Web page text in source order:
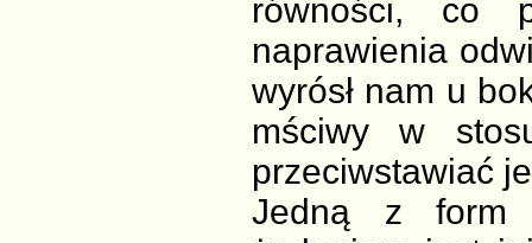
równości, co
naprawienia
wyrósł nam u
mściwy w
przeciwstawiać
Jedną z form